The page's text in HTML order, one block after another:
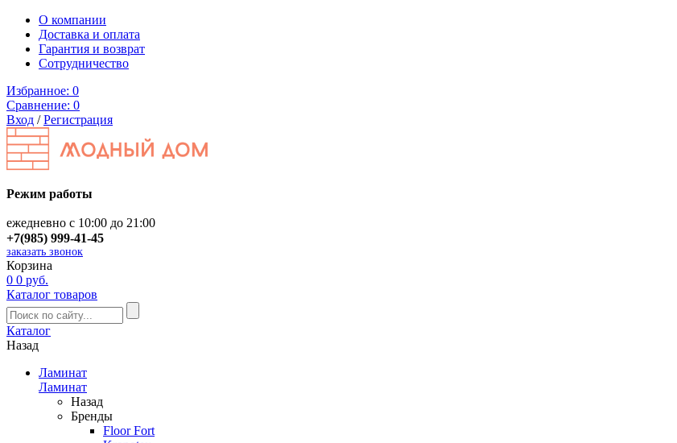
О компании
Доставка и оплата
Гарантия и возврат
Сотрудничество
Избранное: 0
Сравнение: 0
Вход /Регистрация
Режим работы
ежедневно с 10:00 до 21:00
+7(985) 999-41-45
заказать звонок
Корзина
0 0 руб.
Каталог товаров
Каталог
Назад
Ламинат
Ламинат
Назад
Бренды
Floor Fort